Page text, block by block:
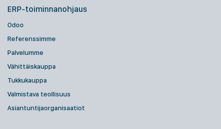
ERP-toiminnanohjaus
Odoo
Referenssimme
Palvelumme
Vähittäiskauppa
Tukkukauppa
Valmistava teollisuus
Asiantuntijaorganisaatiot